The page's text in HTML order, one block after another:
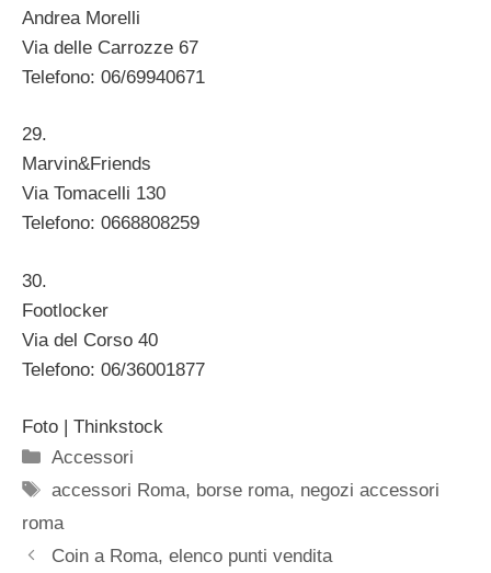
Andrea Morelli
Via delle Carrozze 67
Telefono: 06/69940671
29.
Marvin&Friends
Via Tomacelli 130
Telefono: 0668808259
30.
Footlocker
Via del Corso 40
Telefono: 06/36001877
Foto | Thinkstock
Categorie
Accessori
Tag
accessori Roma, borse roma, negozi accessori
roma
Coin a Roma, elenco punti vendita